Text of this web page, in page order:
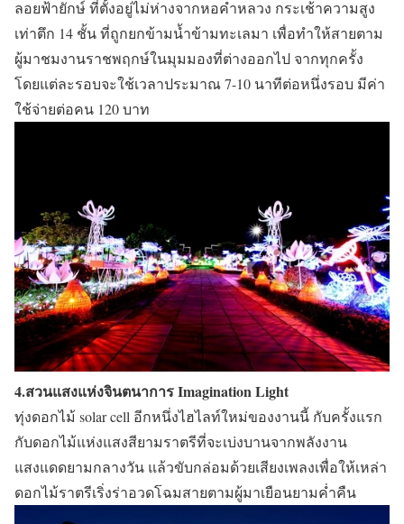
ลอยฟ้ายักษ์ ที่ตั้งอยู่ไม่ห่างจากหอคำหลวง กระเช้าความสูง
เท่าตึก 14 ชั้น ที่ถูกยกข้ามน้ำข้ามทะเลมา เพื่อทำให้สายตาม
ผู้มาชมงานราชพฤกษ์ในมุมมองที่ต่างออกไป จากทุกครั้ง
โดยแต่ละรอบจะใช้เวลาประมาณ 7-10 นาทีต่อหนึ่งรอบ มีค่า
ใช้จ่ายต่อคน 120 บาท
4.สวนแสงแห่งจินตนาการ Imagination Light
ทุ่งดอกไม้ solar cell อีกหนึ่งไฮไลท์ใหม่ของงานนี้ กับครั้งแรก
กับดอกไม้แห่งแสงสียามราตรีที่จะเบ่งบานจากพลังงาน
แสงแดดยามกลางวัน แล้วขับกล่อมด้วยเสียงเพลงเพื่อให้เหล่า
ดอกไม้ราตรีเริ่งร่าอวดโฉมสายตามผู้มาเยือนยามค่ำคืน